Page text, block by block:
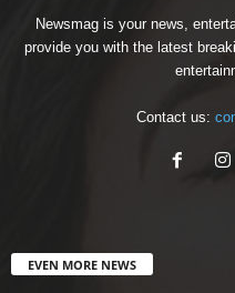
Newsmag is your news,
provide you with the latest
Contact us:
EVEN MORE NEWS